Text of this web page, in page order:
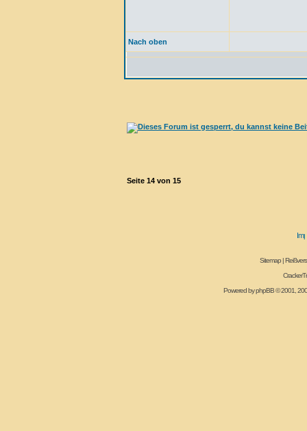
Nach oben
Seite 14 von 15
Sitemap|
Powered byphpBB© 2001,